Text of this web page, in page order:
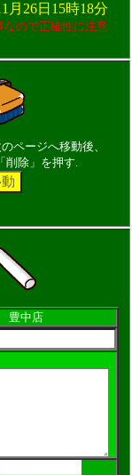
月26日15時18分
なので正確性に注意
ページへ移動後、
削除」を押す.
豊中店